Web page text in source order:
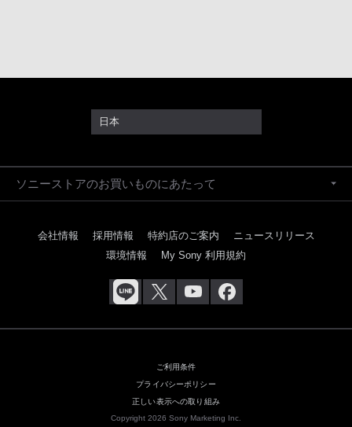
日本
ソニーストアのお買いものにあたって
会社情報 採用情報 特約店のご案内
ニュースリリース
環境情報
My Sony 利用規約
ご利用条件
プライバシーポリシー
正しい表示への取り組み
Copyright 2026 Sony Marketing Inc.